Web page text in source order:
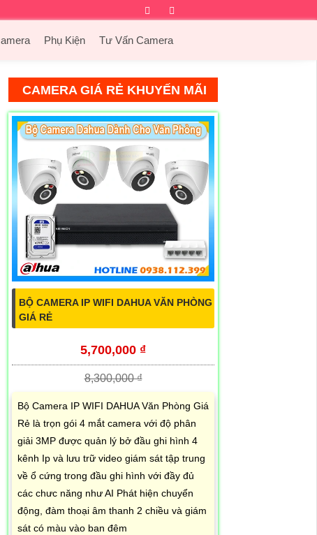
Facebook
Phụ Kiện Tư Vấn Camera
CAMERA GIÁ RẺ KHUYẾN MÃI
BỘ CAMERA IP WIFI DAHUA VĂN PHÒNG
GIÁ RẺ
5,700,000 ₫
8,300,000 ₫
Bộ Camera IP WIFI DAHUA Văn Phòng Giá
Rẻ là trọn gói 4 mắt camera với độ phân
giải 3MP được quản lý bở đầu ghi hình 4
kênh Ip và lưu trữ video giám sát tập trung
về ổ cứng trong đầu ghi hình với đầy đủ
các chưc năng như AI Phát hiện chuyển
động, đàm thoại âm thanh 2 chiều và giám
sát có màu vào ban đêm